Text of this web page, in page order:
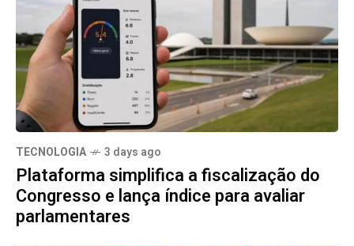
TECNOLOGIA 3 days ago
Plataforma simplifica a fiscalização do
Congresso e lança índice para avaliar
parlamentares